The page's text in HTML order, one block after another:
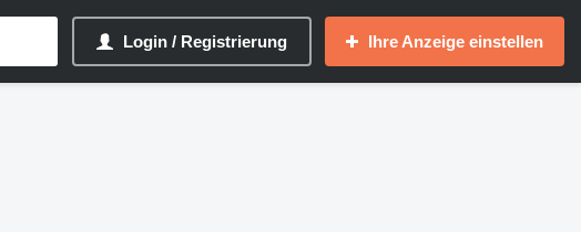
Login / Registrierung Ihre Anzeige einstellen